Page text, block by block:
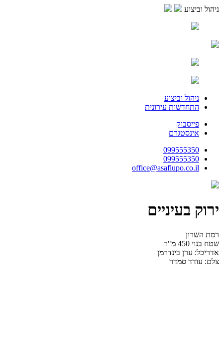
ניהול וביצוע
ניהול וביצוע
התחדשות עירונית
פייסבוק
אינסטגרם
099555350
099555350
office@asaflupo.co.il
ירוק בעיניים
רמת השרון
שטח בנוי 450 מ"ר
אדריכל: ערן בינדרמן
צלם: עודד סמדר